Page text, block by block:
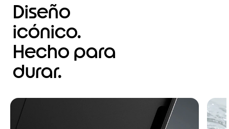
Diseño
icónico.
Hecho para
durar.